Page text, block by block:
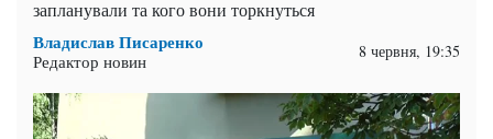
запланували та кого вони торкнуться
Владислав Писаренко
Редактор новин 8 червня, 19:35